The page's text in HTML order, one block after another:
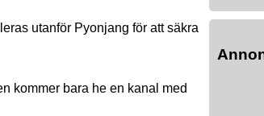
utanför Pyonjang för att säkra
kommer bara he en kanal med